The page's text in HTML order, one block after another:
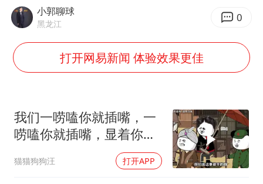
白海豚将正面袭击贯穿浙江
酒店回应车内过夜被收150元
黄金牛市回来了吗
杭州全市有序停课
36岁男演员成景区NPC后人气爆棚
乐享全民健身 共筑健康中国
小郭聊球
黑龙江 0
打开网易新闻 体验效果更佳
我们一唠嗑你就插嘴，一
唠嗑你就插嘴，显着你
猫猫狗狗汪 打开APP